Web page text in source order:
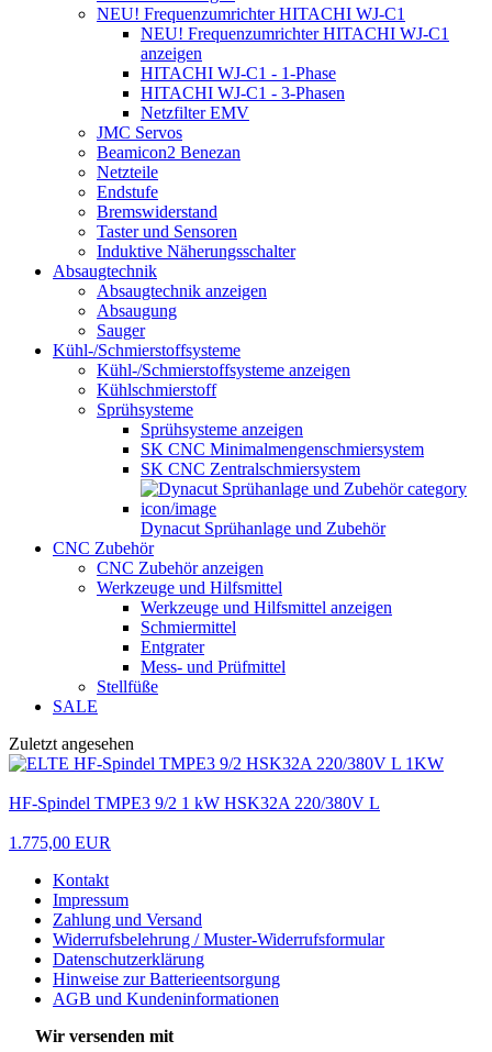
NEU! Frequenzumrichter HITACHI WJ-C1
NEU! Frequenzumrichter HITACHI WJ-C1
anzeigen
HITACHI WJ-C1 - 1-Phase
HITACHI WJ-C1 - 3-Phasen
Netzfilter EMV
JMC Servos
Beamicon2 Benezan
Netzteile
Endstufe
Bremswiderstand
Taster und Sensoren
Induktive Näherungsschalter
Absaugtechnik
Absaugtechnik anzeigen
Absaugung
Sauger
Kühl-/Schmierstoffsysteme
Kühl-/Schmierstoffsysteme anzeigen
Kühlschmierstoff
Sprühsysteme
Sprühsysteme anzeigen
SK CNC Minimalmengenschmiersystem
SK CNC Zentralschmiersystem
Dynacut Sprühanlage und Zubehör
CNC Zubehör
CNC Zubehör anzeigen
Werkzeuge und Hilfsmittel
Werkzeuge und Hilfsmittel anzeigen
Schmiermittel
Entgrater
Mess- und Prüfmittel
Stellfüße
SALE
Zuletzt angesehen
HF-Spindel TMPE3 9/2 1 kW HSK32A 220/380V L
1.775,00 EUR
Kontakt
Impressum
Zahlung und Versand
Widerrufsbelehrung / Muster-Widerrufsformular
Datenschutzerklärung
Hinweise zur Batterieentsorgung
AGB und Kundeninformationen
Wir versenden mit